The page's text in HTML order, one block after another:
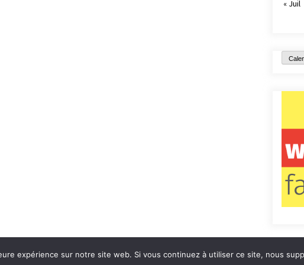
« Juil
Contact
expérience sur notre site web. Si vous continuez à utiliser ce site, nous